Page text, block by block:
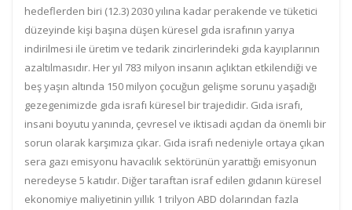
hedeflerden biri (12.3) 2030 yılına kadar perakende ve tüketici
düzeyinde kişi başına düşen küresel gıda israfının yarıya
indirilmesi ile üretim ve tedarik zincirlerindeki gıda kayıplarının
azaltılmasıdır. Her yıl 783 milyon insanın açlıktan etkilendiği ve
beş yaşın altında 150 milyon çocuğun gelişme sorunu yaşadığı
gezegenimizde gıda israfı küresel bir trajedidir. Gıda israfı,
insani boyutu yanında, çevresel ve iktisadi açıdan da önemli bir
sorun olarak karşımıza çıkar. Gıda israfı nedeniyle ortaya çıkan
sera gazı emisyonu havacılık sektörünün yarattığı emisyonun
neredeyse 5 katıdır. Diğer taraftan israf edilen gıdanın küresel
ekonomiye maliyetinin yıllık 1 trilyon ABD dolarından fazla